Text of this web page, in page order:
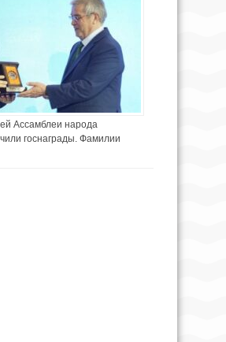
Ассамблеи народа
госнаграды. Фамилии